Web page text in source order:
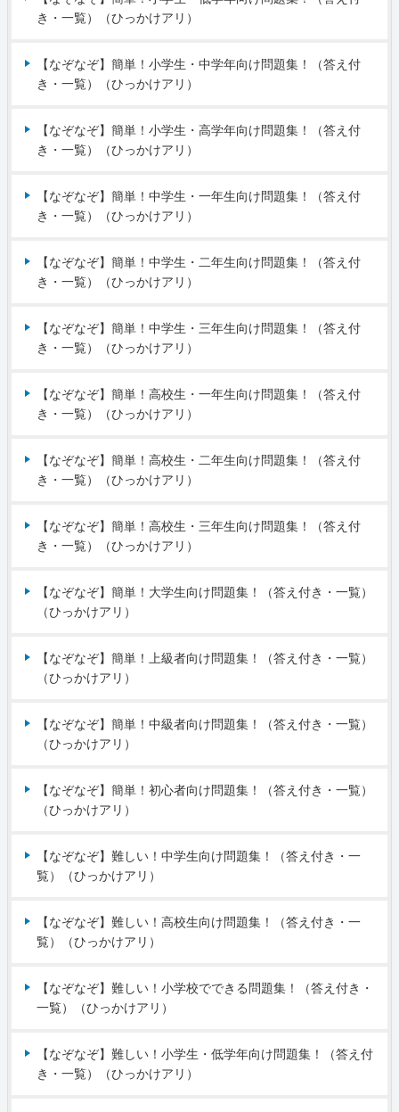
き・一覧）（ひっかけアリ）
【なぞなぞ】簡単！小学生・中学年向け問題集！（答え付
き・一覧）（ひっかけアリ）
【なぞなぞ】簡単！小学生・高学年向け問題集！（答え付
き・一覧）（ひっかけアリ）
【なぞなぞ】簡単！中学生・一年生向け問題集！（答え付
き・一覧）（ひっかけアリ）
【なぞなぞ】簡単！中学生・二年生向け問題集！（答え付
き・一覧）（ひっかけアリ）
【なぞなぞ】簡単！中学生・三年生向け問題集！（答え付
き・一覧）（ひっかけアリ）
【なぞなぞ】簡単！高校生・一年生向け問題集！（答え付
き・一覧）（ひっかけアリ）
【なぞなぞ】簡単！高校生・二年生向け問題集！（答え付
き・一覧）（ひっかけアリ）
【なぞなぞ】簡単！高校生・三年生向け問題集！（答え付
き・一覧）（ひっかけアリ）
【なぞなぞ】簡単！大学生向け問題集！（答え付き・一覧）
（ひっかけアリ）
【なぞなぞ】簡単！上級者向け問題集！（答え付き・一覧）
（ひっかけアリ）
【なぞなぞ】簡単！中級者向け問題集！（答え付き・一覧）
（ひっかけアリ）
【なぞなぞ】簡単！初心者向け問題集！（答え付き・一覧）
（ひっかけアリ）
【なぞなぞ】難しい！中学生向け問題集！（答え付き・一
覧）（ひっかけアリ）
【なぞなぞ】難しい！高校生向け問題集！（答え付き・一
覧）（ひっかけアリ）
【なぞなぞ】難しい！小学校でできる問題集！（答え付き・
一覧）（ひっかけアリ）
【なぞなぞ】難しい！小学生・低学年向け問題集！（答え付
き・一覧）（ひっかけアリ）